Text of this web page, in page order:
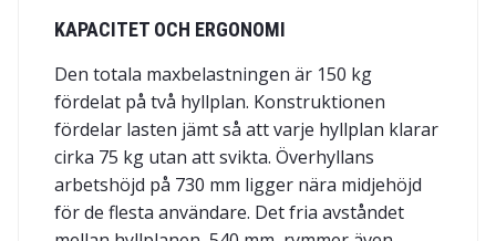
KAPACITET OCH ERGONOMI
Den totala maxbelastningen är 150 kg
fördelat på två hyllplan. Konstruktionen
fördelar lasten jämt så att varje hyllplan klarar
cirka 75 kg utan att svikta. Överhyllans
arbetshöjd på 730 mm ligger nära midjehöjd
för de flesta användare. Det fria avståndet